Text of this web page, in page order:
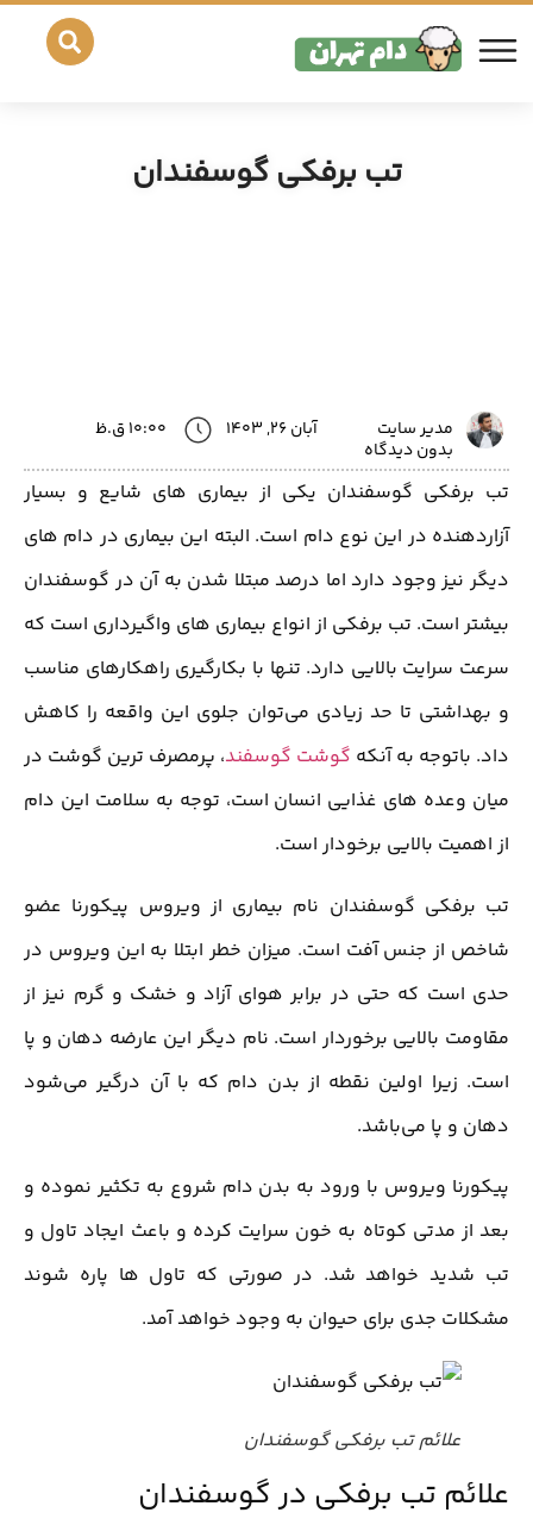
تب برفکی گوسفندان
مدیر سایت آبان 26, 1403
10:00 ق.ظ
بدون دیدگاه
تب برفکی گوسفندان یکی از بیماری های شایع و بسیار
آزاردهنده در این نوع دام است. البته این بیماری در دام های
دیگر نیز وجود دارد اما درصد مبتلا شدن به آن در گوسفندان
بیشتر است. تب برفکی از انواع بیماری های واگیرداری است که
سرعت سرایت بالایی دارد. تنها با بکارگیری راهکارهای مناسب
و بهداشتی تا حد زیادی می‌توان جلوی این واقعه را کاهش
داد. باتوجه به آنکهگوشت گوسفند، پرمصرف ترین گوشت در
میان وعده های غذایی انسان است، توجه به سلامت این دام
از اهمیت بالایی برخودار است.
تب برفکی گوسفندان نام بیماری از ویروس پیکورنا عضو
شاخص از جنس آفت است. میزان خطر ابتلا به این ویروس در
حدی است که حتی در برابر هوای آزاد و خشک و گرم نیز از
مقاومت بالایی برخوردار است. نام دیگر این عارضه دهان و پا
است. زیرا اولین نقطه از بدن دام که با آن درگیر می‌شود
دهان و پا می‌باشد.
پیکورنا ویروس با ورود به بدن دام شروع به تکثیر نموده و
بعد از مدتی کوتاه به خون سرایت کرده و باعث ایجاد تاول و
تب شدید خواهد شد. در صورتی که تاول ها پاره شوند
مشکلات جدی برای حیوان به وجود خواهد آمد.
علائم تب برفکی گوسفندان
علائم تب برفکی در گوسفندان